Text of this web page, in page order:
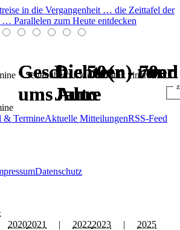
in die Vergangenheit … die Zeittafel der
Parallelen zum Heute entdecken
* Seitenüberblick * Chronik einer
& TermineAktuelle MitteilungenRSS-Feed
Datenschutz
20202021 | 20222023 | 2025
Die 50er - 70er
Jahre
Geschichte(n) rund
ums Auto
Die 50er - 70er
Jahre
Die 50er - 70er
Jahre
Geschichte(n) rund
ums Auto
Die 50er - 70er
Jahre